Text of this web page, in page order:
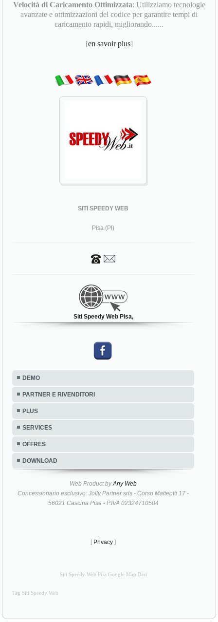
Velocità di Caricamento Ottimizzata: Utilizziamo tecnologie
avanzate e ottimizzazioni del codice per garantire tempi di
caricamento rapidi, migliorando......
[en savoir plus]
SITI SPEEDY WEB
Pisa (PI)
Siti Speedy Web Pisa,
DEMO
PARTNER E RIVENDITORI
PLUS
SERVICES
OFFRES
DOWNLOAD
Web Product byAny Web
Concessionario esclusivo: Jolly Partner srls - Corso Matteotti 17 -
56021 Cascina Pisa - P.IVA 02324710504
[ Privacy ]
Siti Speedy Web Pisa Google Map Bari
Tag Siti Speedy Web